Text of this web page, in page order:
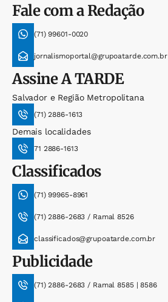
Fale com a Redação
(71) 99601-0020
jornalismoportal@grupoatarde.com.br
AssineA TARDE
Salvador e Região Metropolitana
(71) 2886-1613
Demais localidades
71 2886-1613
Classificados
(71) 99965-8961
(71) 2886-2683 / Ramal 8526
classificados@grupoatarde.com.br
Publicidade
(71) 2886-2683 / Ramal 8585 | 8586